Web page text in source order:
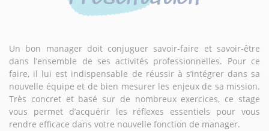
Un bon manager doit conjuguer savoir-faire et savoir-être
dans l’ensemble de ses activités professionnelles. Pour ce
faire, il lui est indispensable de réussir à s’intégrer dans sa
nouvelle équipe et de bien mesurer les enjeux de sa mission.
Très concret et basé sur de nombreux exercices, ce stage
vous permet d’acquérir les réflexes essentiels pour vous
rendre efficace dans votre nouvelle fonction de manager.